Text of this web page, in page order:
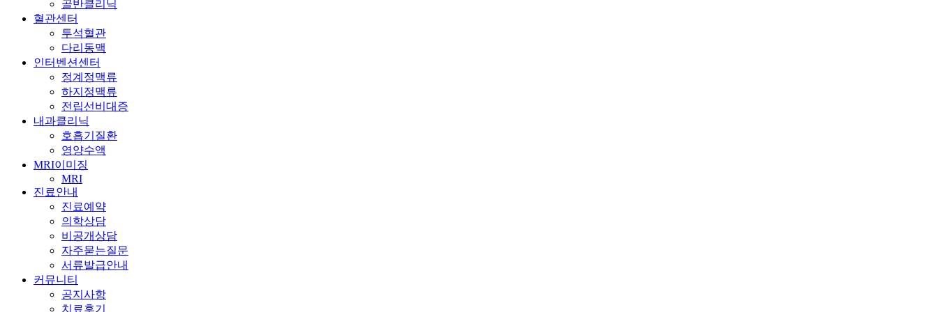
골반클리닉
혈관센터
투석혈관
다리동맥
인터벤션센터
정계정맥류
하지정맥류
전립선비대증
내과클리닉
호흡기질환
영양수액
MRI이미징
MRI
진료안내
진료예약
의학상담
비공개상담
자주묻는질문
서류발급안내
커뮤니티
공지사항
치료후기